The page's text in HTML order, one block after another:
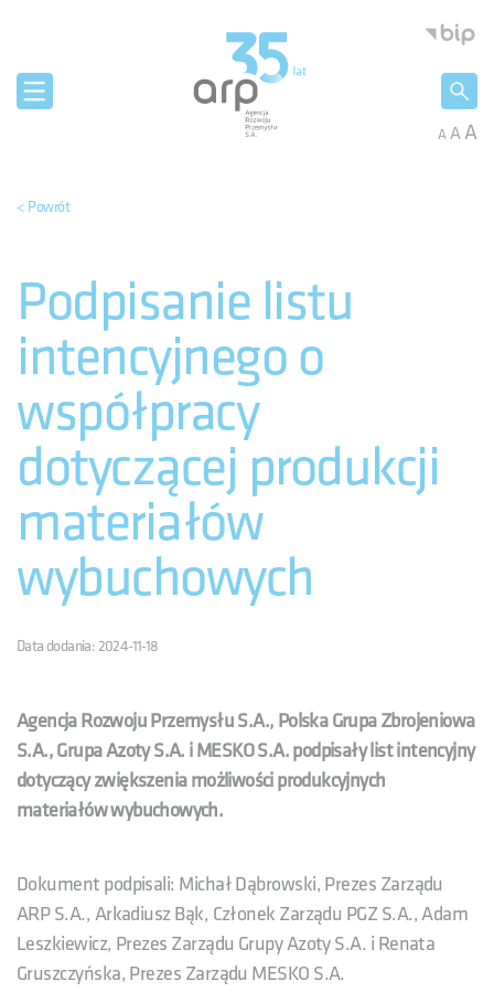
AAA
< Powrót
Podpisanie listu
intencyjnego o
współpracy
dotyczącej produkcji
materiałów
wybuchowych
Data dodania: 2024-11-18
Agencja Rozwoju Przemysłu S.A., Polska Grupa Zbrojeniowa
S.A., Grupa Azoty S.A. i MESKO S.A. podpisały list intencyjny
dotyczący zwiększenia możliwości produkcyjnych
materiałów wybuchowych.
Dokument podpisali: Michał Dąbrowski, Prezes Zarządu
ARP S.A., Arkadiusz Bąk, Członek Zarządu PGZ S.A., Adam
Leszkiewicz, Prezes Zarządu Grupy Azoty S.A. i Renata
Gruszczyńska, Prezes Zarządu MESKO S.A.